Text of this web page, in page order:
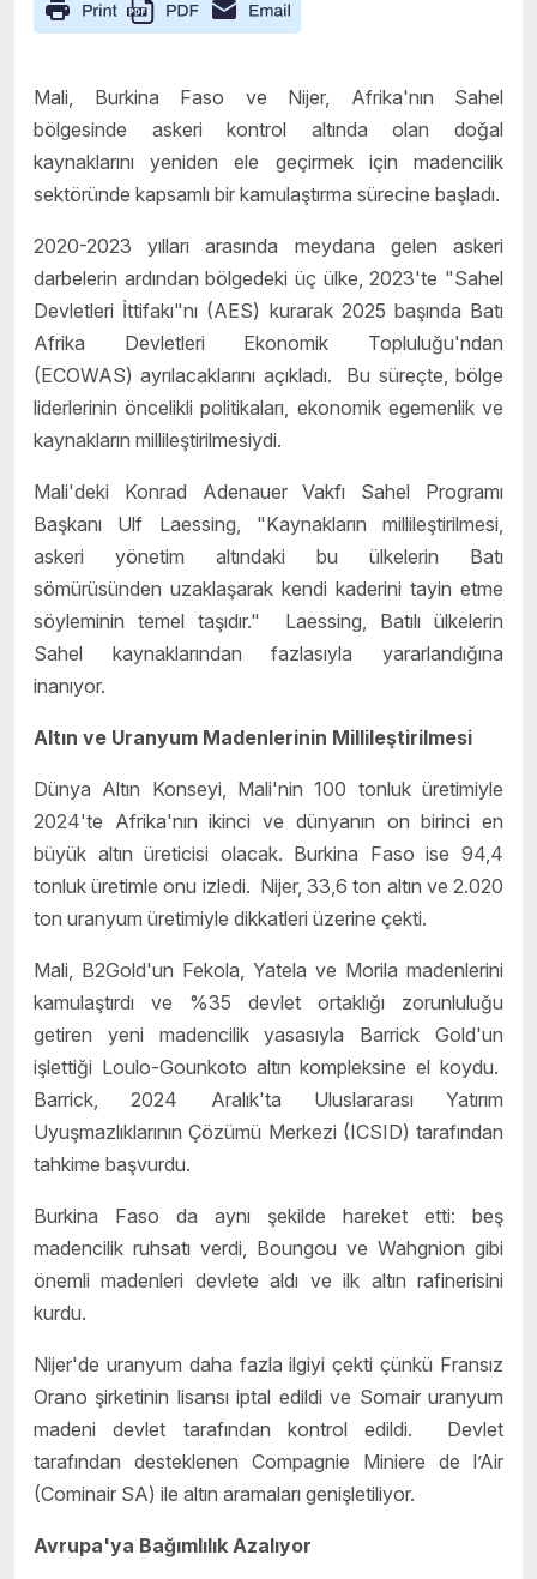
Mali, Burkina Faso ve Nijer, Afrika'nın Sahel
bölgesinde askeri kontrol altında olan doğal
kaynaklarını yeniden ele geçirmek için madencilik
sektöründe kapsamlı bir kamulaştırma sürecine başladı.
2020-2023 yılları arasında meydana gelen askeri
darbelerin ardından bölgedeki üç ülke, 2023'te "Sahel
Devletleri İttifakı"nı (AES) kurarak 2025 başında Batı
Afrika Devletleri Ekonomik Topluluğu'ndan
(ECOWAS) ayrılacaklarını açıkladı. Bu süreçte, bölge
liderlerinin öncelikli politikaları, ekonomik egemenlik ve
kaynakların millileştirilmesiydi.
Mali'deki Konrad Adenauer Vakfı Sahel Programı
Başkanı Ulf Laessing, "Kaynakların millileştirilmesi,
askeri yönetim altındaki bu ülkelerin Batı
sömürüsünden uzaklaşarak kendi kaderini tayin etme
söyleminin temel taşıdır." Laessing, Batılı ülkelerin
Sahel kaynaklarından fazlasıyla yararlandığına
inanıyor.
Altın ve Uranyum Madenlerinin Millileştirilmesi
Dünya Altın Konseyi, Mali'nin 100 tonluk üretimiyle
2024'te Afrika'nın ikinci ve dünyanın on birinci en
büyük altın üreticisi olacak. Burkina Faso ise 94,4
tonluk üretimle onu izledi. Nijer, 33,6 ton altın ve 2.020
ton uranyum üretimiyle dikkatleri üzerine çekti.
Mali, B2Gold'un Fekola, Yatela ve Morila madenlerini
kamulaştırdı ve %35 devlet ortaklığı zorunluluğu
getiren yeni madencilik yasasıyla Barrick Gold'un
işlettiği Loulo-Gounkoto altın kompleksine el koydu.
Barrick, 2024 Aralık'ta Uluslararası Yatırım
Uyuşmazlıklarının Çözümü Merkezi (ICSID) tarafından
tahkime başvurdu.
Burkina Faso da aynı şekilde hareket etti: beş
madencilik ruhsatı verdi, Boungou ve Wahgnion gibi
önemli madenleri devlete aldı ve ilk altın rafinerisini
kurdu.
Nijer'de uranyum daha fazla ilgiyi çekti çünkü Fransız
Orano şirketinin lisansı iptal edildi ve Somair uranyum
madeni devlet tarafından kontrol edildi. Devlet
tarafından desteklenen Compagnie Miniere de l’Air
(Cominair SA) ile altın aramaları genişletiliyor.
Avrupa'ya Bağımlılık Azalıyor